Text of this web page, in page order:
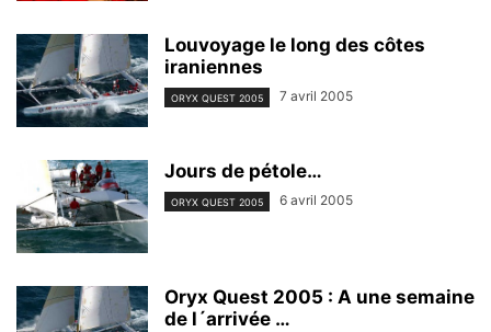
Louvoyage le long des côtes
iraniennes
ORYX QUEST 2005 7 avril 2005
Jours de pétole…
ORYX QUEST 2005 6 avril 2005
Oryx Quest 2005 : A une semaine
de l´arrivée …